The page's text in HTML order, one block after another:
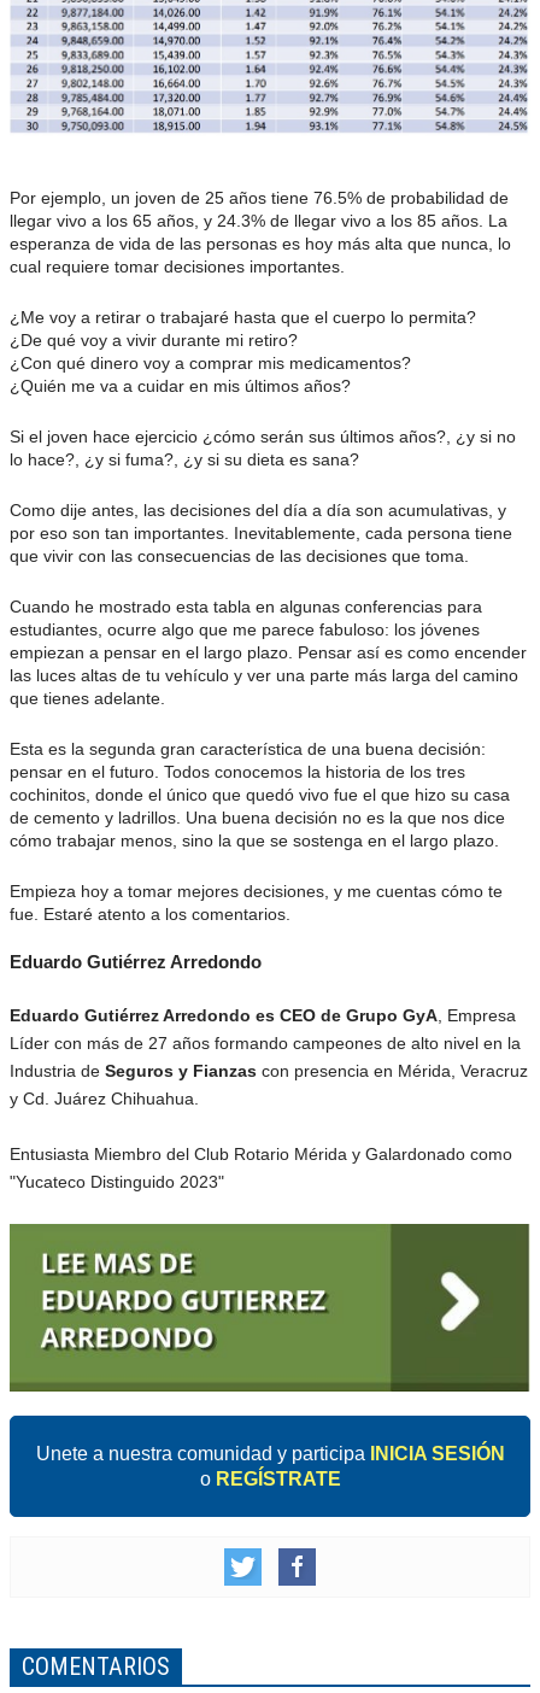
Por ejemplo, un joven de 25 años tiene 76.5% de probabilidad de
llegar vivo a los 65 años, y 24.3% de llegar vivo a los 85 años. La
esperanza de vida de las personas es hoy más alta que nunca, lo
cual requiere tomar decisiones importantes.
¿Me voy a retirar o trabajaré hasta que el cuerpo lo permita?
¿De qué voy a vivir durante mi retiro?
¿Con qué dinero voy a comprar mis medicamentos?
¿Quién me va a cuidar en mis últimos años?
Si el joven hace ejercicio ¿cómo serán sus últimos años?, ¿y si no
lo hace?, ¿y si fuma?, ¿y si su dieta es sana?
Como dije antes, las decisiones del día a día son acumulativas, y
por eso son tan importantes. Inevitablemente, cada persona tiene
que vivir con las consecuencias de las decisiones que toma.
Cuando he mostrado esta tabla en algunas conferencias para
estudiantes, ocurre algo que me parece fabuloso: los jóvenes
empiezan a pensar en el largo plazo. Pensar así es como encender
las luces altas de tu vehículo y ver una parte más larga del camino
que tienes adelante.
Esta es la segunda gran característica de una buena decisión:
pensar en el futuro. Todos conocemos la historia de los tres
cochinitos, donde el único que quedó vivo fue el que hizo su casa
de cemento y ladrillos. Una buena decisión no es la que nos dice
cómo trabajar menos, sino la que se sostenga en el largo plazo.
Empieza hoy a tomar mejores decisiones, y me cuentas cómo te
fue. Estaré atento a los comentarios.
Eduardo Gutiérrez Arredondo
Eduardo Gutiérrez Arredondo es CEO de Grupo GyA , Empresa
Líder con más de 27 años formando campeones de alto nivel en la
Industria de Seguros y Fianzas con presencia en Mérida, Veracruz
y Cd. Juárez Chihuahua.
Entusiasta Miembro del Club Rotario Mérida y Galardonado como
"Yucateco Distinguido 2023"
Unete a nuestra comunidad y participa
INICIA SESIÓN
o REGÍSTRATE
COMENTARIOS